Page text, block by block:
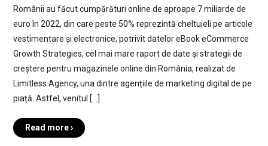
Românii au făcut cumpărături online de aproape 7 miliarde de
euro în 2022, din care peste 50% reprezintă cheltuieli pe articole
vestimentare și electronice, potrivit datelor eBook eCommerce
Growth Strategies, cel mai mare raport de date și strategii de
creștere pentru magazinele online din România, realizat de
Limitless Agency, una dintre agențiile de marketing digital de pe
piață. Astfel, venitul […]
Read more ›